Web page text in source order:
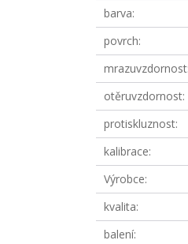
barva
povrch
mrazuvzdornost
otěruvzdornost
protiskluznost
kalibrace
Výrobce
kvalita
balení